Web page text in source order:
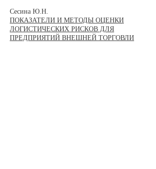
Сесина Ю.Н.
ПОКАЗАТЕЛИ И МЕТОДЫ ОЦЕНКИ
ЛОГИСТИЧЕСКИХ РИСКОВ ДЛЯ
ПРЕДПРИЯТИЙ ВНЕШНЕЙ ТОРГОВЛИ